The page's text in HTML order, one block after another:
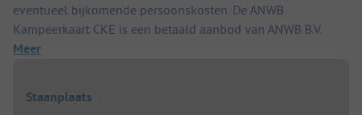
eventueel bijkomende persoonskosten. De ANWB
Kampeerkaart CKE is een betaald aanbod van ANWB B.V.
Meer
Staanplaats